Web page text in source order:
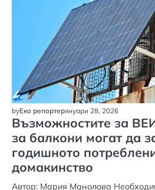
byЕко репортерянуари 28, 2026
Възможностите за
за балкони могат да
годишното
домакинство
Автор: Мария Манолова